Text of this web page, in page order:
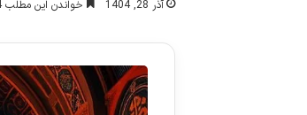
آذر 28, 1404 خواندن این مطلب 14 دقیقه زمان میبرد